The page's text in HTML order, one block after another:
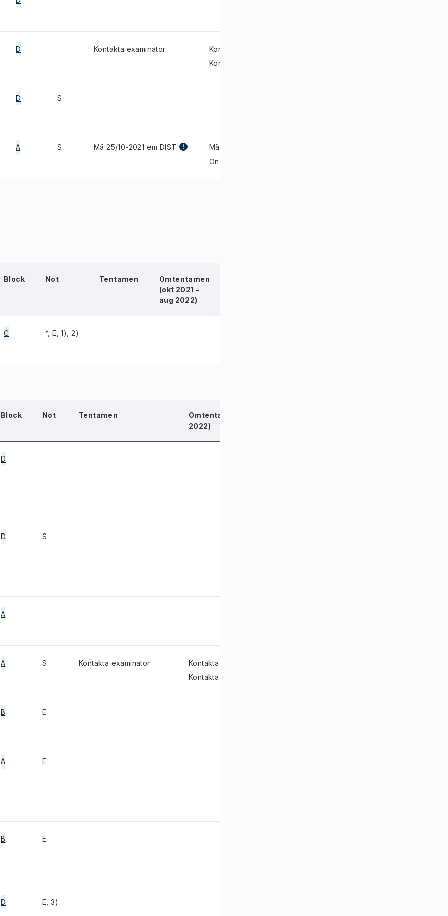
D Kontakta examinator
Kontakta examinator
Kontakta examinator
D S
A S Må 25/10-2021 em DIST
Må 03/01-2022 em L
On 17/08-2022 em L
Block Not Tentamen
Omtentamen
(okt 2021 -
aug 2022)
C *, E, 1), 2)
Block Not Tentamen
Omtentamen (okt 2021 - aug
2022)
D
D S
A
A S Kontakta examinator
Kontakta examinator
Kontakta examinator
B E
A E
B E
D E, 3)